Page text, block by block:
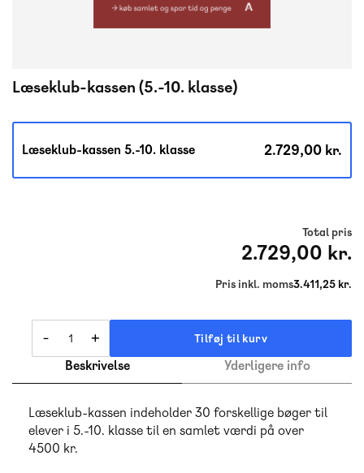
Læseklub-kassen (5.-10. klasse)
Læseklub-kassen 5.-10. klasse 2.729,00 kr.
Total pris
2.729,00 kr.
Pris inkl. moms3.411,25 kr.
- + Tilføj til kurv
Beskrivelse Yderligere info
Læseklub-kassen indeholder 30 forskellige bøger til
elever i 5.-10. klasse til en samlet værdi på over
4500 kr.